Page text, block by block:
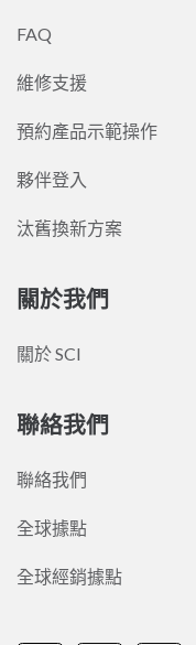
FAQ
維修支援
預約產品示範操作
夥伴登入
汰舊換新方案
關於我們
關於 SCI
聯絡我們
聯絡我們
全球據點
全球經銷據點